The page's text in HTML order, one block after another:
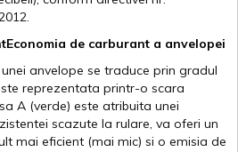
Economia de carburant a anvelopei
anvelope se traduce prin gradul
reprezentata printr-o scara
A (verde) este atribuita unei
scazute la rulare, va oferi un
mai eficient (mai mic) si o emisia de